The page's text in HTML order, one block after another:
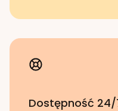
Dostępność 24/